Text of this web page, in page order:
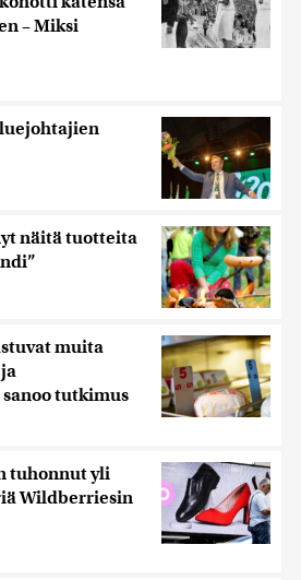
– Miksi
näitä tuotteita
muita
tutkimus
tuhonnut yli
Wildberriesin